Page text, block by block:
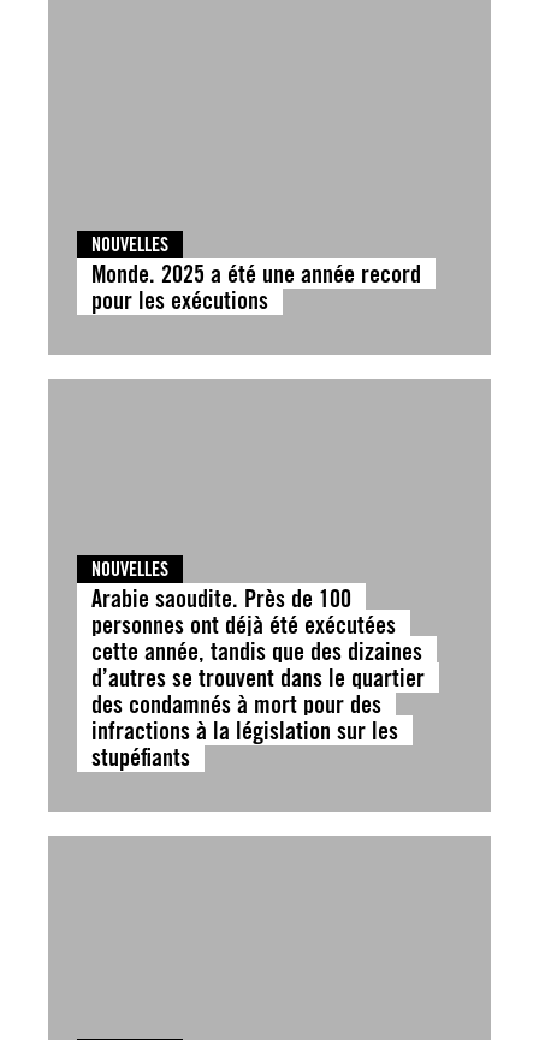
NOUVELLES
Monde. 2025 a été une année record
pour les exécutions
NOUVELLES
Arabie saoudite. Près de 100
personnes ont déjà été exécutées
cette année, tandis que des dizaines
d’autres se trouvent dans le quartier
des condamnés à mort pour des
infractions à la législation sur les
stupéfiants